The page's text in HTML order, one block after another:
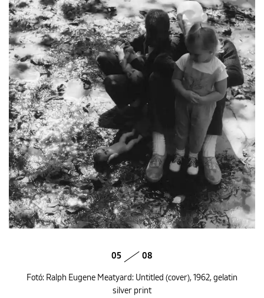
05 08
Fotó: Ralph Eugene Meatyard: Untitled (cover), 1962, gelatin
silver print